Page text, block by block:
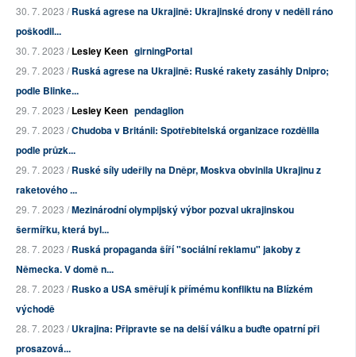
30. 7. 2023 /Ruská agrese na Ukrajině: Ukrajinské drony v neděli ráno
poškodil...
30. 7. 2023 /Lesley Keen girningPortal
29. 7. 2023 /Ruská agrese na Ukrajině: Ruské rakety zasáhly Dnipro;
podle Blinke...
29. 7. 2023 /Lesley Keen pendaglion
29. 7. 2023 /Chudoba v Británii: Spotřebitelská organizace rozdělila
podle průzk...
29. 7. 2023 /Ruské síly udeřily na Dněpr, Moskva obvinila Ukrajinu z
raketového ...
29. 7. 2023 /Mezinárodní olympijský výbor pozval ukrajinskou
šermířku, která byl...
28. 7. 2023 /Ruská propaganda šíří "sociální reklamu" jakoby z
Německa. V domě n...
28. 7. 2023 /Rusko a USA směřují k přímému konfliktu na Blízkém
východě
28. 7. 2023 /Ukrajina: Připravte se na delší válku a buďte opatrní při
prosazová...